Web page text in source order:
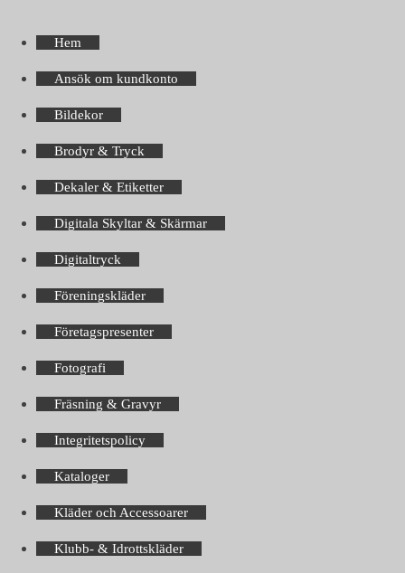
Hem
Ansök om kundkonto
Bildekor
Brodyr & Tryck
Dekaler & Etiketter
Digitala Skyltar & Skärmar
Digitaltryck
Föreningskläder
Företagspresenter
Fotografi
Fräsning & Gravyr
Integritetspolicy
Kataloger
Kläder och Accessoarer
Klubb- & Idrottskläder